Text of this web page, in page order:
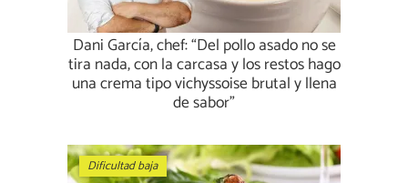
Dani García, chef: “Del pollo asado no se
tira nada, con la carcasa y los restos hago
una crema tipo vichyssoise brutal y llena
de sabor”
Dificultad baja